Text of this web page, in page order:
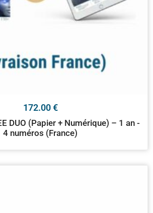
172.00€
DUO (Papier + Numérique) – 1 an -
4 numéros (France)